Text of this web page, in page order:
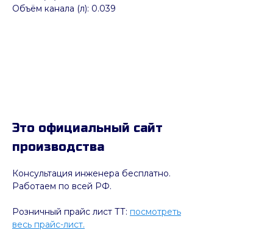
Объём канала (л): 0.039
Консультация инженера бесплатно.
Работаем по всей РФ.
Розничный прайс лист ТТ: посмотреть
весь прайс-лист.
Это официальный сайт
производства